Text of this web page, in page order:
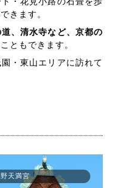
きます。
、清水寺など、京都の
ともできます。
・東山エリアに訪れて
天満宮